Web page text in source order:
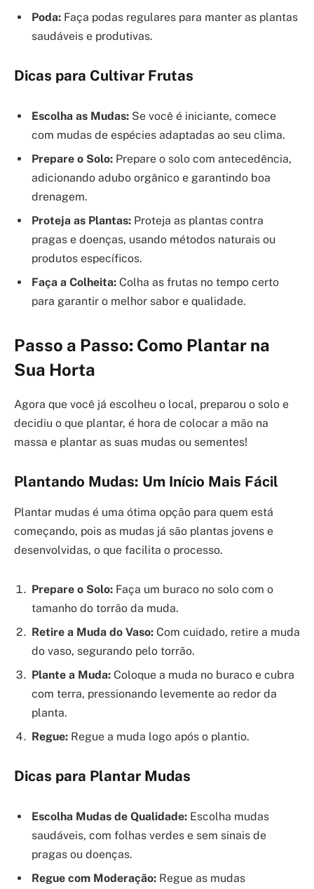
Poda: Faça podas regulares para manter as plantas
saudáveis e produtivas.
Dicas para Cultivar Frutas
Escolha as Mudas: Se você é iniciante, comece
com mudas de espécies adaptadas ao seu clima.
Prepare o Solo: Prepare o solo com antecedência,
adicionando adubo orgânico e garantindo boa
drenagem.
Proteja as Plantas: Proteja as plantas contra
pragas e doenças, usando métodos naturais ou
produtos específicos.
Faça a Colheita: Colha as frutas no tempo certo
para garantir o melhor sabor e qualidade.
Passo a Passo: Como Plantar na
Sua Horta
Agora que você já escolheu o local, preparou o solo e
decidiu o que plantar, é hora de colocar a mão na
massa e plantar as suas mudas ou sementes!
Plantando Mudas: Um Início Mais Fácil
Plantar mudas é uma ótima opção para quem está
começando, pois as mudas já são plantas jovens e
desenvolvidas, o que facilita o processo.
Prepare o Solo: Faça um buraco no solo com o
tamanho do torrão da muda.
Retire a Muda do Vaso: Com cuidado, retire a muda
do vaso, segurando pelo torrão.
Plante a Muda: Coloque a muda no buraco e cubra
com terra, pressionando levemente ao redor da
planta.
Regue: Regue a muda logo após o plantio.
Dicas para Plantar Mudas
Escolha Mudas de Qualidade: Escolha mudas
saudáveis, com folhas verdes e sem sinais de
pragas ou doenças.
Regue com Moderação: Regue as mudas